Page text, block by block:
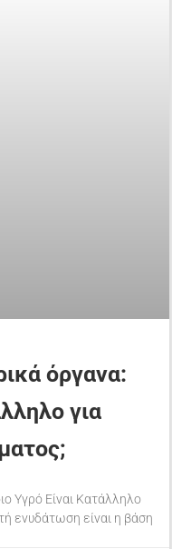
όργανα:
για
Υγρό Είναι Κατάλληλο
ενυδάτωση είναι η βάση